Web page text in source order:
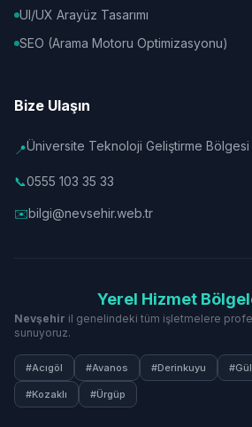
UI/UX Arayüz Tasarımı
SEO (Arama Motoru Optimizasyonu)
Bize Ulaşın
📍Üniversite Teknoloji Geliştirme Bölgesi
📞0555 103 35 33
✉️bilgi@nevsehir.web.tr
Yerel Hizmet
Nevşehir il genelindeki tüm işletmelere
sunuyoruz.
#Acıgöl #Avanos #Derinkuyu
#Kozaklı #Ürgüp